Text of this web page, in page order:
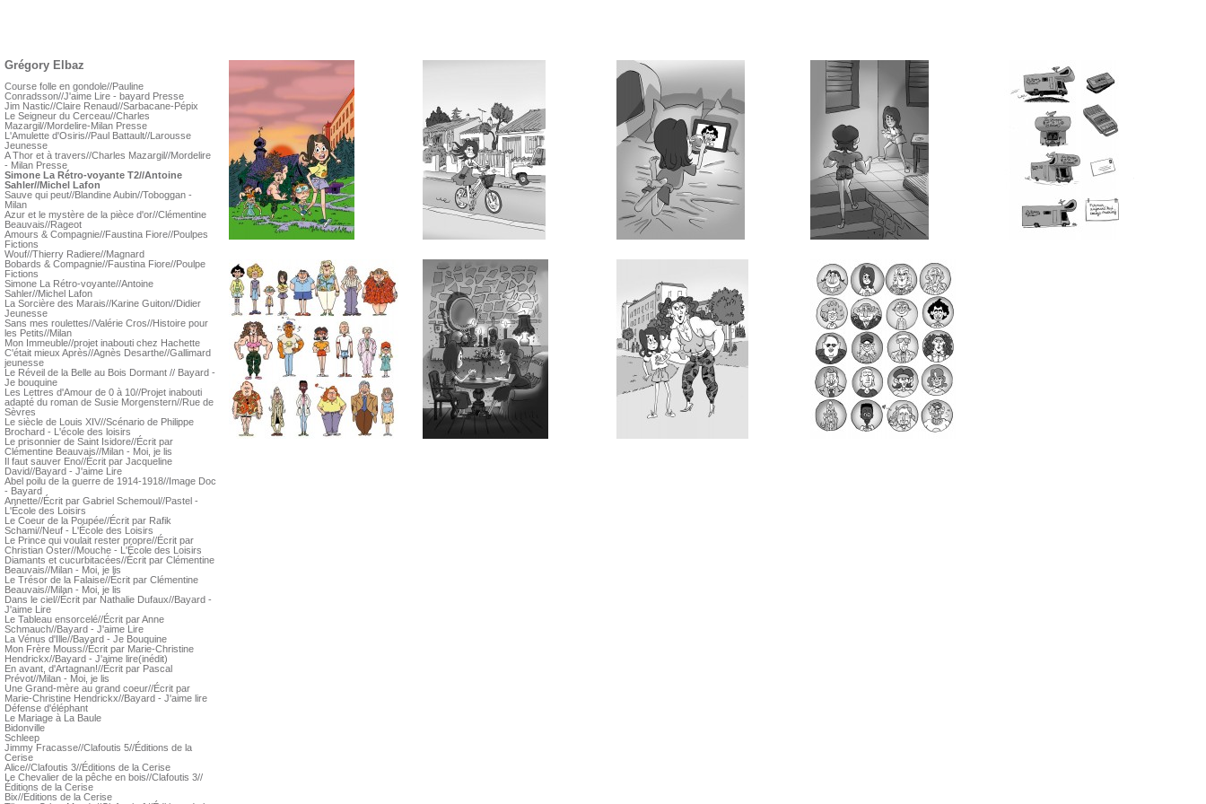
Grégory Elbaz
Course folle en gondole//Pauline
Conradsson//J'aime Lire - bayard Presse
Jim Nastic//Claire Renaud//Sarbacane-Pépix
Le Seigneur du Cerceau//Charles
Mazargil//Mordelire-Milan Presse
L'Amulette d'Osiris//Paul Battault//Larousse
Jeunesse
A Thor et à travers//Charles Mazargil//Mordelire
- Milan Presse
Simone La Rétro-voyante T2//Antoine
Sahler//Michel Lafon
Sauve qui peut//Blandine Aubin//Toboggan -
Milan
Azur et le mystère de la pièce d'or//Clémentine
Beauvais//Rageot
Amours & Compagnie//Faustina Fiore//Poulpes
Fictions
Wouf//Thierry Radiere//Magnard
Bobards & Compagnie//Faustina Fiore//Poulpe
Fictions
Simone La Rétro-voyante//Antoine
Sahler//Michel Lafon
La Sorcière des Marais//Karine Guiton//Didier
Jeunesse
Sans mes roulettes//Valérie Cros//Histoire pour
les Petits//Milan
Mon Immeuble//projet inabouti chez Hachette
C'était mieux Après//Agnès Desarthe//Gallimard
jeunesse
Le Réveil de la Belle au Bois Dormant // Bayard -
Je bouquine
Les Lettres d'Amour de 0 à 10//Projet inabouti
adapté du roman de Susie Morgenstern//Rue de
Sèvres
Le siècle de Louis XIV//Scénario de Philippe
Brochard - L'école des loisirs
Le prisonnier de Saint Isidore//Écrit par
Clémentine Beauvais//Milan - Moi, je lis
Il faut sauver Eno//Écrit par Jacqueline
David//Bayard - J'aime Lire
Abel poilu de la guerre de 1914-1918//Image Doc
- Bayard
Annette//Écrit par Gabriel Schemoul//Pastel -
L'École des Loisirs
Le Coeur de la Poupée//Écrit par Rafik
Schami//Neuf - L'École des Loisirs
Le Prince qui voulait rester propre//Écrit par
Christian Oster//Mouche - L'École des Loisirs
Diamants et cucurbitacées//Écrit par Clémentine
Beauvais//Milan - Moi, je lis
Le Trésor de la Falaise//Écrit par Clémentine
Beauvais//Milan - Moi, je lis
Dans le ciel//Écrit par Nathalie Dufaux//Bayard -
J'aime Lire
Le Tableau ensorcelé//Écrit par Anne
Schmauch//Bayard - J'aime Lire
La Vénus d'Ille//Bayard - Je Bouquine
Mon Frère Mouss//Écrit par Marie-Christine
Hendrickx//Bayard - J'aime lire(inédit)
En avant, d'Artagnan!//Écrit par Pascal
Prévot//Milan - Moi, je lis
Une Grand-mère au grand coeur//Écrit par
Marie-Christine Hendrickx//Bayard - J'aime lire
Défense d'éléphant
Le Mariage à La Baule
Bidonville
Schleep
Jimmy Fracasse//Clafoutis 5//Éditions de la
Cerise
Alice//Clafoutis 3//Éditions de la Cerise
Le Chevalier de la pêche en bois//Clafoutis 3//
Éditions de la Cerise
Bix//Éditions de la Cerise